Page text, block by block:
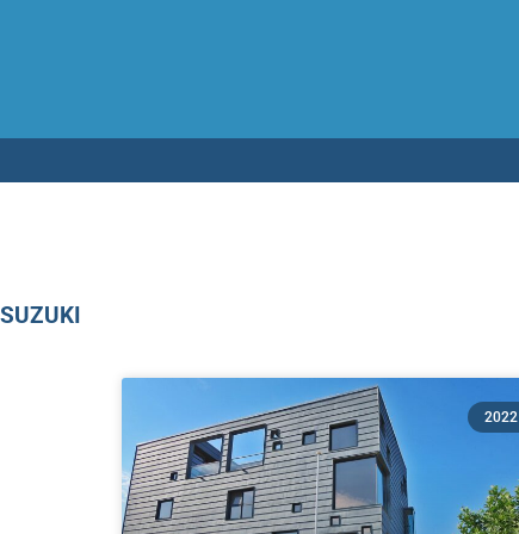
SUZUKI
2022